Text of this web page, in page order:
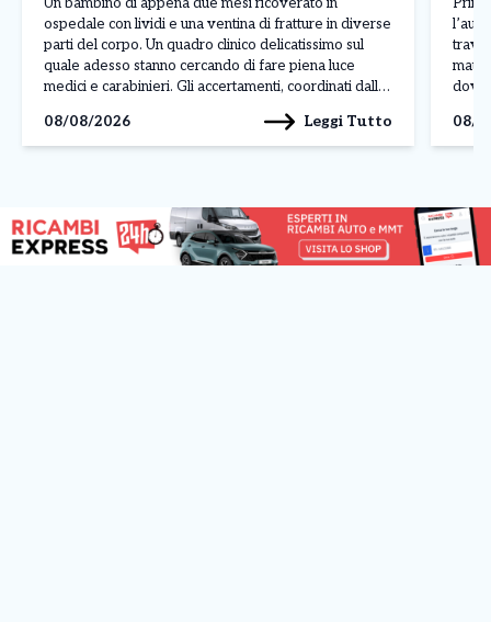
ospedale con lividi e una ventina di fratture in diverse
parti del corpo. Un quadro clinico delicatissimo sul
quale adesso stanno cercando di fare piena luce
medici e carabinieri. Gli accertamenti, coordinati dalla
l’origine delle lesioni e chiarire se il neonato […]
08/08/2026 Leggi Tutto
dove
loro
08/